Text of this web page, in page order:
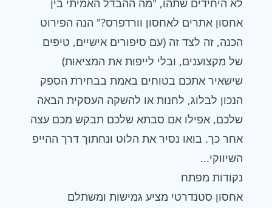
לא היחידים שתהו, "מה ההבדל האמיתי בין
אחסון אתרים לאחסון וורדפרס?" הנה הפירוט
הכנה, זה לצד זה (עם סיפורים אישיים, טיפים
של מקצוענים, ובלי לייפות את המציאות)
שישאיר אתכם בטוחים באמת בבחירת הספק
הנכון לבלוג, לחנות או להשקה העסקית הבאה
שלכם, אפילו אם סבתא שלכם תבקש מכם עצה
אחר כך. בואו נסיר את הלוט ונחתוך דרך ההייפ
השיווקי...
נקודות מפתח
אחסון סטנדרטי מציע גמישות ומשתלם